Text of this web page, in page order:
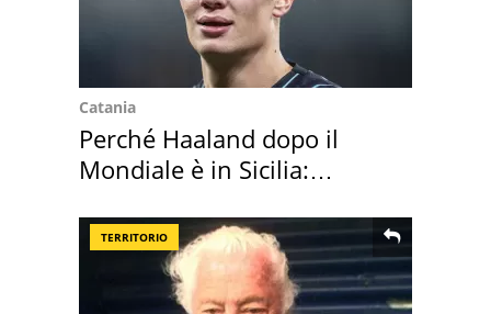
Catania
Perché Haaland dopo il
Mondiale è in Sicilia:
TERRITORIO